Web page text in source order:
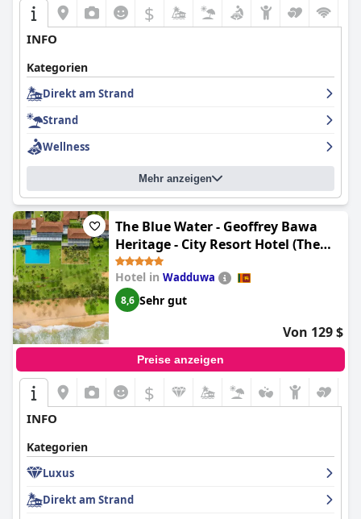
$
INFO
Kategorien
Direkt am Strand
Strand
Wellness
Mehr anzeigen
The Blue Water - Geoffrey Bawa
Heritage - City Resort Hotel (The
Blue Water - Geoffrey Bawa
Heritage Resort Hotel)
Hotel in Wadduwa
8,6 Sehr gut
Von 129 $
Preise anzeigen
$
INFO
Kategorien
Luxus
Direkt am Strand